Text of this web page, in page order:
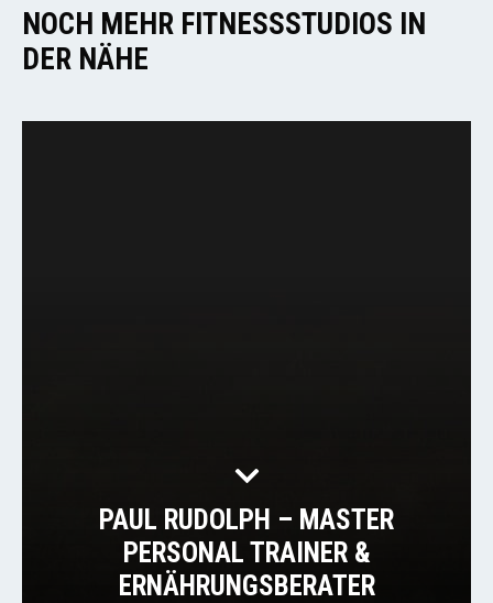
NOCH MEHR FITNESSSTUDIOS IN
DER NÄHE
PAUL RUDOLPH – MASTER
PERSONAL TRAINER &
ERNÄHRUNGSBERATER